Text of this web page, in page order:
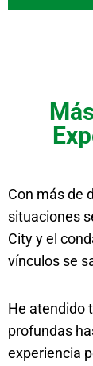
Con más de
situaciones
City y el
vínculos se
He atendido
profundas
experiencia